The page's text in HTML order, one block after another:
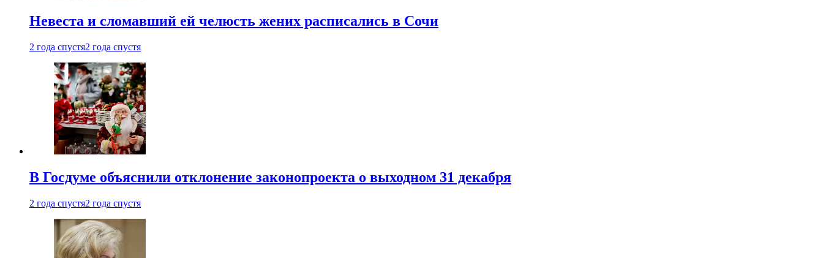
Невеста и сломавший ей челюсть жених расписались в Сочи
2 года спустя2 года спустя
В Госдуме объяснили отклонение законопроекта о выходном 31 декабря
2 года спустя2 года спустя